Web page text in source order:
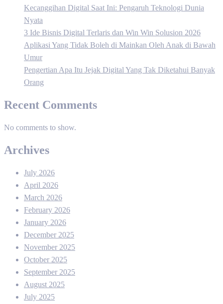
Kecanggihan Digital Saat Ini: Pengaruh Teknologi Dunia
Nyata
3 Ide Bisnis Digital Terlaris dan Win Win Solusion 2026
Aplikasi Yang Tidak Boleh di Mainkan Oleh Anak di Bawah
Umur
Pengertian Apa Itu Jejak Digital Yang Tak Diketahui Banyak
Orang
Recent Comments
No comments to show.
Archives
July 2026
April 2026
March 2026
February 2026
January 2026
December 2025
November 2025
October 2025
September 2025
August 2025
July 2025